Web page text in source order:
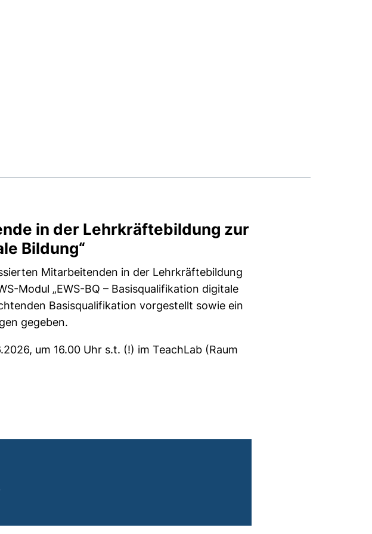
in der Lehrkräftebildung zur
Bildung“
Mitarbeitenden in der Lehrkräftebildung
Modul „EWS-BQ – Basisqualifikation digitale
Basisqualifikation vorgestellt sowie ein
gegeben.
um 16.00 Uhr s.t. (!) im TeachLab (Raum